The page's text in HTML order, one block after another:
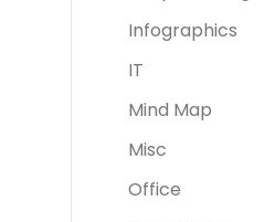
Infographics
IT
Mind Map
Misc
Office